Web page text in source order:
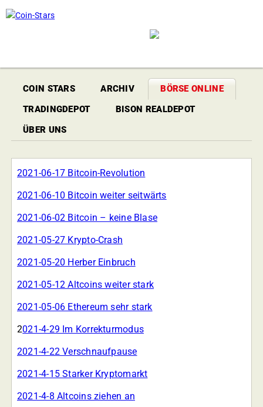
COIN STARS ARCHIV
BÖRSE ONLINE
TRADINGDEPOT
BISON REALDEPOT
ÜBER UNS
2021-06-17 Bitcoin-Revolution
2021-06-10 Bitcoin weiter seitwärts
2021-06-02 Bitcoin – keine Blase
2021-05-27 Krypto-Crash
2021-05-20 Herber Einbruch
2021-05-12 Altcoins weiter stark
2021-05-06 Ethereum sehr stark
2021-4-29 Im Korrekturmodus
2021-4-22 Verschnaufpause
2021-4-15 Starker Kryptomarkt
2021-4-8 Altcoins ziehen an